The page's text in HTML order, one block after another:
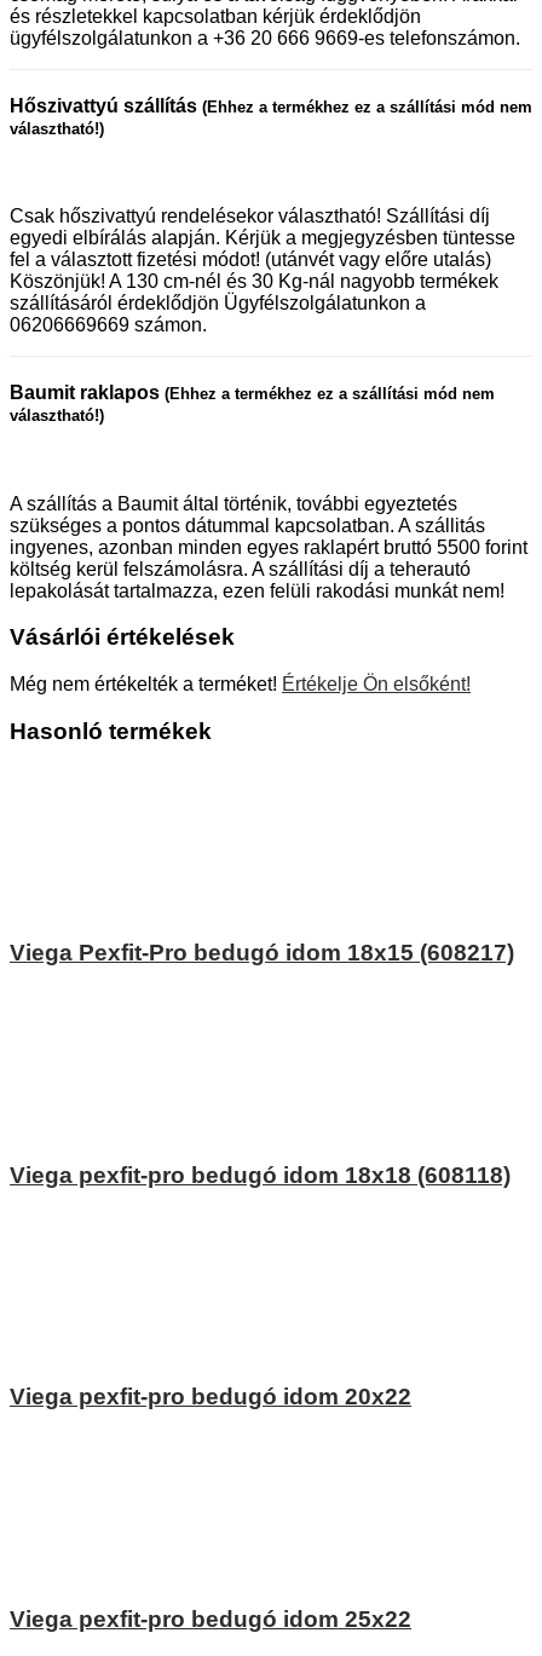
és részletekkel kapcsolatban kérjük érdeklődjön
ügyfélszolgálatunkon a +36 20 666 9669-es telefonszámon.
Hőszivattyú szállítás (Ehhez a termékhez ez a szállítási mód nem
választható!)
Csak hőszivattyú rendelésekor választható! Szállítási díj
egyedi elbírálás alapján. Kérjük a megjegyzésben tüntesse
fel a választott fizetési módot! (utánvét vagy előre utalás)
Köszönjük! A 130 cm-nél és 30 Kg-nál nagyobb termékek
szállításáról érdeklődjön Ügyfélszolgálatunkon a
06206669669 számon.
Baumit raklapos (Ehhez a termékhez ez a szállítási mód nem
választható!)
A szállítás a Baumit által történik, további egyeztetés
szükséges a pontos dátummal kapcsolatban. A szállitás
ingyenes, azonban minden egyes raklapért bruttó 5500 forint
költség kerül felszámolásra. A szállítási díj a teherautó
lepakolását tartalmazza, ezen felüli rakodási munkát nem!
Vásárlói értékelések
Még nem értékelték a terméket! Értékelje Ön elsőként!
Hasonló termékek
Viega Pexfit-Pro bedugó idom 18x15 (608217)
Viega pexfit-pro bedugó idom 18x18 (608118)
Viega pexfit-pro bedugó idom 20x22
Viega pexfit-pro bedugó idom 25x22